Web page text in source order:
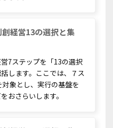
経営13の選択と集
7ステップを「13の選択
します。ここでは、７ス
象とし、実行の基盤を
おさらいします。